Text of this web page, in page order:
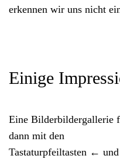
erkennen wir uns nicht
Einige
Eine Bilderbildergallerie
dann mit den
Tastaturpfeiltasten ←